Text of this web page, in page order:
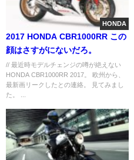
HONDA
2017 HONDA CBR1000RR この
顔はさすがにないだろ。
// 最近時モデルチェンジの噂が絶えない
HONDA CBR1000RR 2017。 欧州から、
最新画リークしたとの連絡。 見てみまし
た。 ...